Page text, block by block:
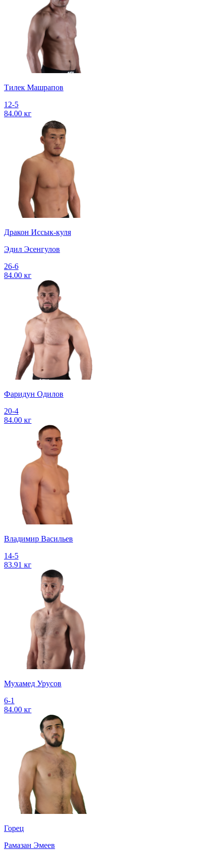
Тилек Машрапов
12-5
84.00 кг
Дракон Иссык-куля
Эдил Эсенгулов
26-6
84.00 кг
Фаридун Одилов
20-4
84.00 кг
Владимир Васильев
14-5
83.91 кг
Мухамед Урусов
6-1
84.00 кг
Горец
Рамазан Эмеев